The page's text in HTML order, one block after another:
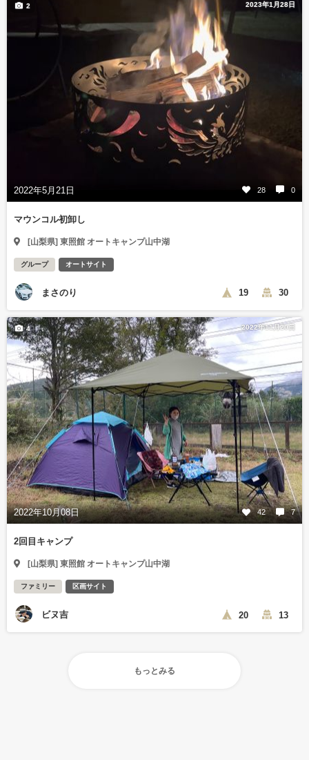
2023年1月28日
2022年5月21日 28 0
2
マウンコル初卸し
[山梨県] 東照館 オートキャンプ山中湖
グループ オートサイト
まさのり 19 30
2022年11月20日
2022年10月08日 42 7
4
2回目キャンプ
[山梨県] 東照館 オートキャンプ山中湖
ファミリー 区画サイト
ビヌ吉 20 13
もっとみる